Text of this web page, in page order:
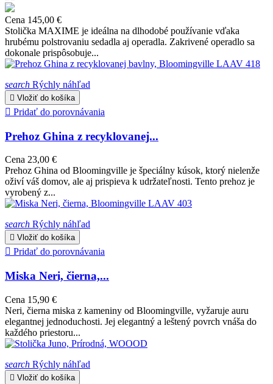
Cena 145,00 €
Stolička MAXIME je ideálna na dlhodobé používanie vďaka
hrubému polstrovaniu sedadla aj operadla. Zakrivené operadlo sa
dokonale prispôsobuje...
search Rýchly náhľad
 Vložiť do košíka
 Pridať do porovnávania
Prehoz Ghina z recyklovanej...
Cena 23,00 €
Prehoz Ghina od Bloomingville je špeciálny kúsok, ktorý nielenže
oživí váš domov, ale aj prispieva k udržateľnosti. Tento prehoz je
vyrobený z...
search Rýchly náhľad
 Vložiť do košíka
 Pridať do porovnávania
Miska Neri, čierna,...
Cena 15,90 €
Neri, čierna miska z kameniny od Bloomingville, vyžaruje auru
elegantnej jednoduchosti. Jej elegantný a leštený povrch vnáša do
každého priestoru...
search Rýchly náhľad
 Vložiť do košíka